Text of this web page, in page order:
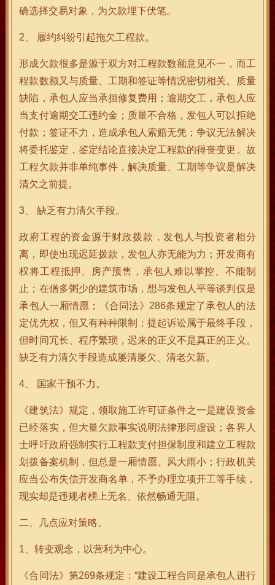
确选择交易对象，为欠款埋下伏笔。
2、 履约纠纷引起拖欠工程款。
形成欠款很多是源于双方对工程款数额意见不一，而工
程款数额又与质量、工期和签证等情况密切相关。质量
缺陷，承包人应当承担修复费用；逾期交工，承包人应
当支付逾期交工违约金；质量不合格，发包人可以拒绝
付款；签证不力，造成承包人索赔无凭；争议无法解决
将委托鉴定，鉴定结论直接决定工程款的得丧变更。故
工程欠款并非单纯事件，解决质量、工期等争议是解决
清欠之前提。
3、 缺乏有力清欠手段。
政府工程的资金源于财政拨款，发包人与投资者相分
离，即使出现迟延拨款，发包人亦无能为力；开发商有
权将工程抵押、房产预售，承包人难以掌控、不能制
止；在僧多粥少的建筑市场，想与发包人平等谈判仅是
承包人一厢情愿；《合同法》286条规定了承包人的法
定优先权，但又有种种限制；提起诉讼属于最终手段，
但时间冗长、程序繁琐，迟来的正义不是真正的正义。
缺乏有力清欠手段造成屡清屡欠、清老欠新。
4、 国家干预不力。
《建筑法》规定，领取施工许可证条件之一是建设资金
已经落实，但大量欠款事实说明法律形同虚设；各界人
士呼吁政府强制实行工程款支付担保制度和建立工程款
划拨备案机制，但总是一厢情愿、风大雨小；行政机关
应当公布失信开发商名单，不予办理立项开工等手续，
现实却是违规者榜上无名、依然畅通无阻。
二、几点应对策略。
1、转变观念，以营利为中心。
《合同法》第269条规定：“建设工程合同是承包人进行